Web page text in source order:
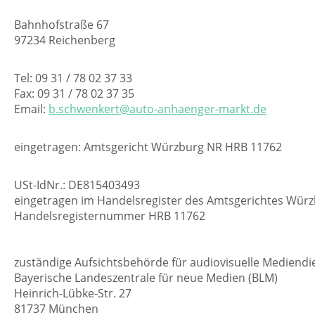
Bahnhofstraße 67
97234 Reichenberg
Tel: 09 31 / 78 02 37 33
Fax: 09 31 / 78 02 37 35
Email: b.schwenkert@auto-anhaenger-markt.de
eingetragen: Amtsgericht Würzburg NR HRB 11762
USt-IdNr.: DE815403493
eingetragen im Handelsregister des Amtsgerichtes
Handelsregisternummer HRB 11762
zuständige Aufsichtsbehörde für audiovisuelle
Bayerische Landeszentrale für neue Medien (BLM)
Heinrich-Lübke-Str. 27
81737 München